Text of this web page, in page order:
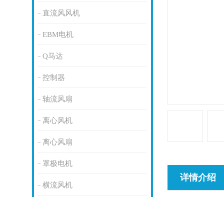
直流风风机
EBM电机
Q马达
控制器
轴流风扇
离心风机
离心风扇
罩极电机
横流风机
详情介绍